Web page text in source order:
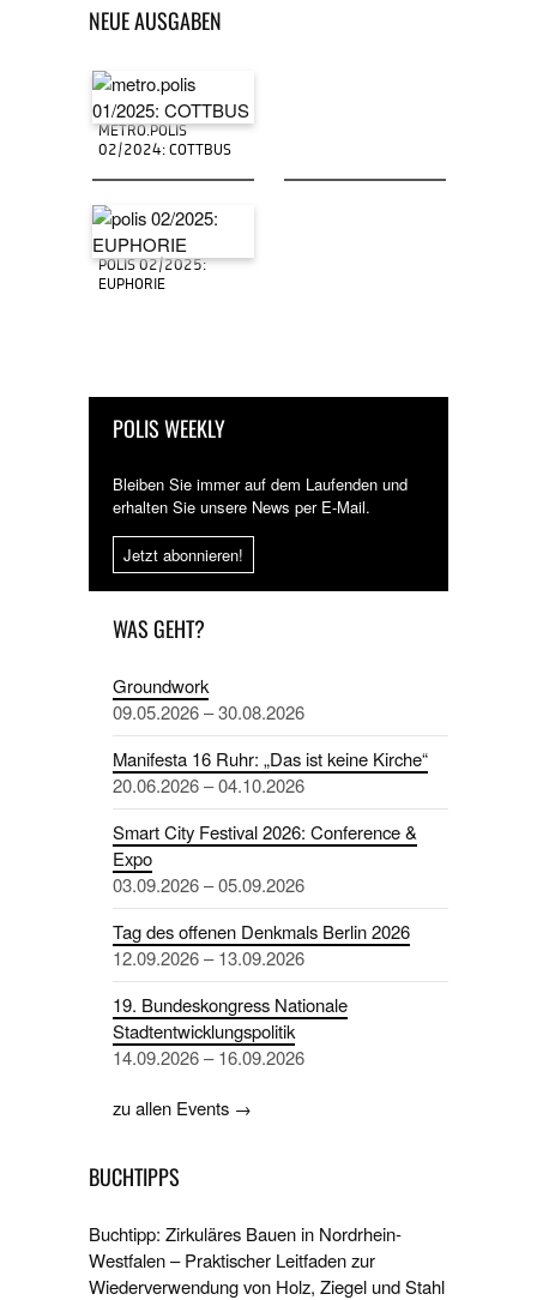
NEUE AUSGABEN
METRO.POLIS
02/2024: COTTBUS
POLIS 02/2025:
EUPHORIE
POLIS WEEKLY
Bleiben Sie immer auf dem Laufenden und
erhalten Sie unsere News per E-Mail.
Jetzt abonnieren!
WAS GEHT?
Groundwork
09.05.2026 – 30.08.2026
Manifesta 16 Ruhr: „Das ist keine Kirche“
20.06.2026 – 04.10.2026
Smart City Festival 2026: Conference &
Expo
03.09.2026 – 05.09.2026
Tag des offenen Denkmals Berlin 2026
12.09.2026 – 13.09.2026
19. Bundeskongress Nationale
Stadtentwicklungspolitik
14.09.2026 – 16.09.2026
zu allen Events →
BUCHTIPPS
Buchtipp: Zirkuläres Bauen in Nordrhein-
Westfalen – Praktischer Leitfaden zur
Wiederverwendung von Holz, Ziegel und Stahl